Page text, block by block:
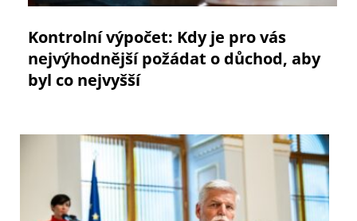
Kontrolní výpočet: Kdy je pro vás
nejvýhodnější požádat o důchod, aby
byl co nejvyšší